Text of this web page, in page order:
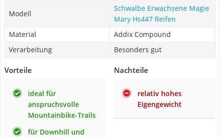
Modell
Schwalbe Erwachsene Magie
Mary Hs447 Reifen
Material
Addix Compound
Verarbeitung
Besonders gut
Vorteile
ideal für
anspruchsvolle
Mountainbike-Trails
für Downhill und
Nachteile
relativ hohes
Eigengewicht